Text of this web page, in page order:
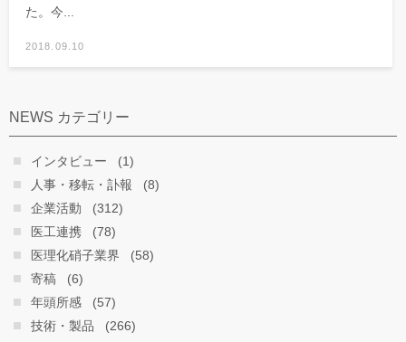
た。今...
2018.09.10
NEWS カテゴリー
インタビュー
(1)
人事・移転・訃報
(8)
企業活動
(312)
医工連携
(78)
医理化硝子業界
(58)
寄稿
(6)
年頭所感
(57)
技術・製品
(266)